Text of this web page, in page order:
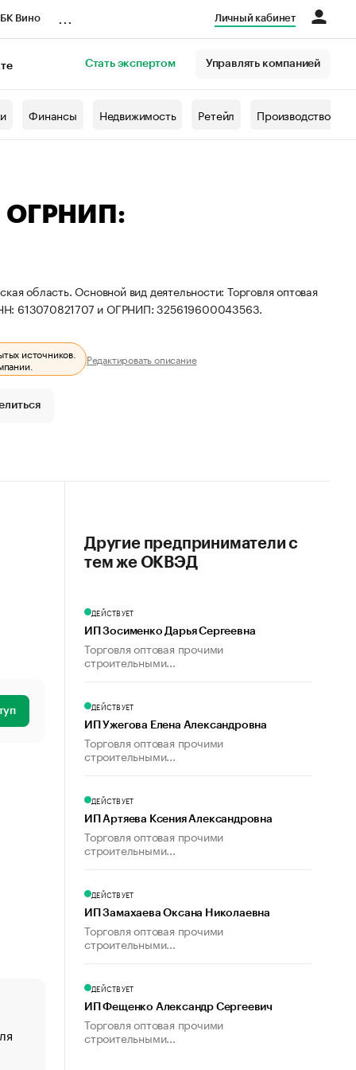
Вино Личный кабинет
Стать экспертом Управлять компанией
Финансы Недвижимость Ретейл Производство
ОГРНИП:
область. Основной вид деятельности: Торговля оптовая
613070821707 и ОГРНИП: 325619600043563.
источников. Редактировать описание
«От спорта тело стареет иначе». Как живет глава
создавшей GTA
Другие предприниматели с
тем же ОКВЭД
ДЕЙСТВУЕТ
ИП Зосименко Дарья Сергеевна
Торговля оптовая прочими
строительными...
ДЕЙСТВУЕТ
ИП Ужегова Елена Александровна
Торговля оптовая прочими
строительными...
ДЕЙСТВУЕТ
ИП Артяева Ксения Александровна
Торговля оптовая прочими
строительными...
ДЕЙСТВУЕТ
ИП Замахаева Оксана Николаевна
Торговля оптовая прочими
строительными...
ДЕЙСТВУЕТ
ИП Фещенко Александр Сергеевич
Торговля оптовая прочими
строительными...